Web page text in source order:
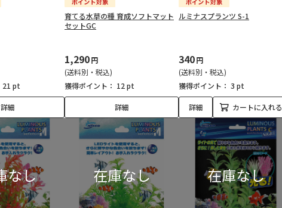
21 pt
詳細
育てる水草の種 育成ソフトマット
セットGC
1,290円
(送料別・税込)
獲得ポイント： 12 pt
詳細
ルミナスプランツ S-1
340円
(送料別・税込)
獲得ポイント： 3 pt
詳細 カートに入れる